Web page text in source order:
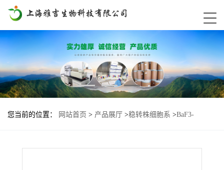
您当前的位置： 网站首页 > 产品展厅 >稳转株细胞系 >BaF3-